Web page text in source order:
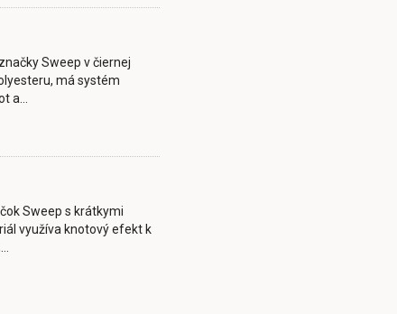
Sweep v čiernej
má systém
a…
Sweep s krátkymi
využíva knotový efekt k